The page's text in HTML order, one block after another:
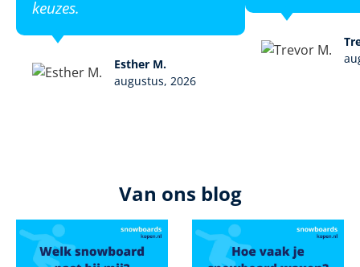
keuzes.
Esther M.
augustus, 2026
Van ons blog